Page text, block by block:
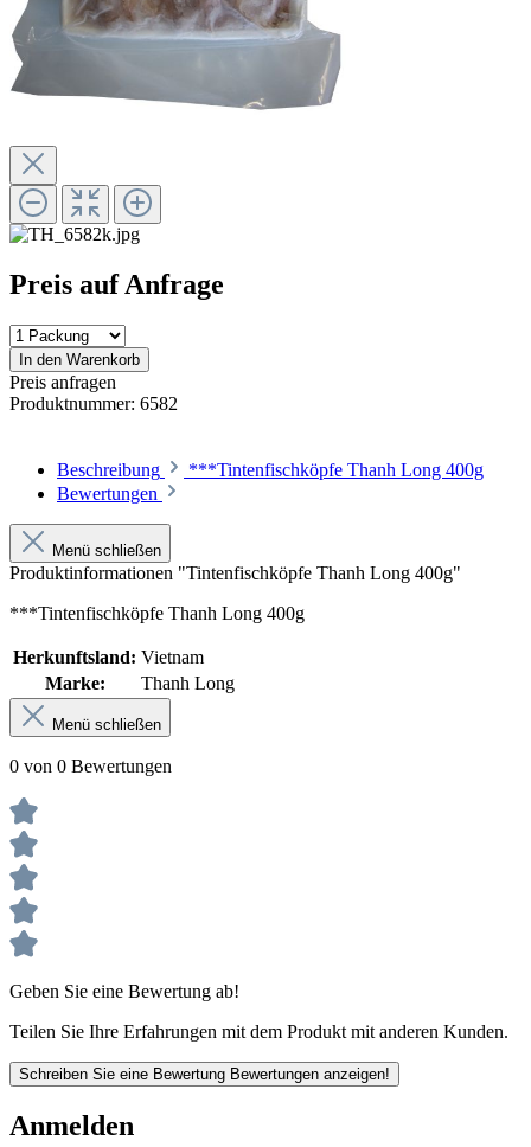
Preis auf Anfrage
In den Warenkorb
Preis anfragen
Produktnummer: 6582
Beschreibung
***Tintenfischköpfe Thanh Long 400g
Bewertungen
Menü schließen
Produktinformationen "Tintenfischköpfe Thanh Long 400g"
***Tintenfischköpfe Thanh Long 400g
Herkunftsland: Vietnam
Marke:
Thanh Long
Menü schließen
0 von 0 Bewertungen
Geben Sie eine Bewertung ab!
Teilen Sie Ihre Erfahrungen mit dem Produkt mit anderen Kunden.
Schreiben Sie eine Bewertung Bewertungen anzeigen!
Anmelden